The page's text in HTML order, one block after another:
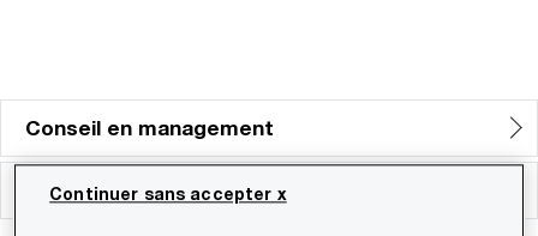
Conseil en management
Conseil en stratégie
Continuer sans accepter x